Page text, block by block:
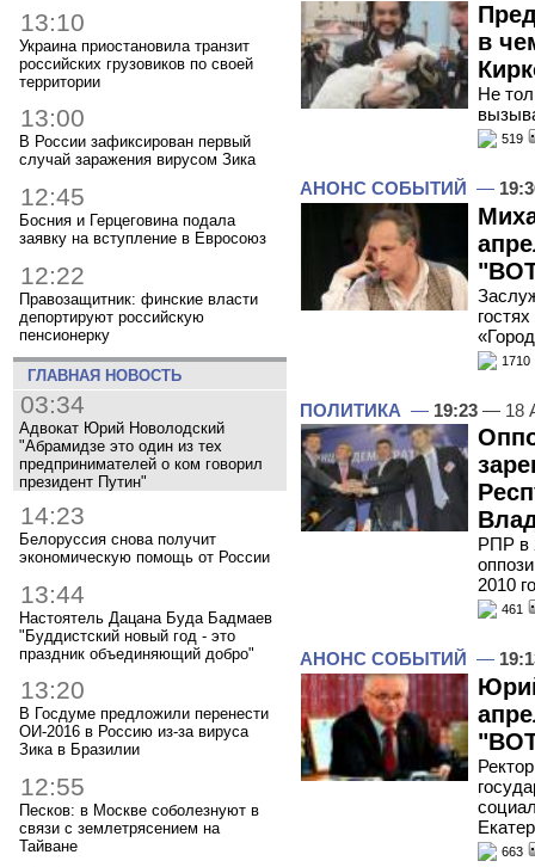
13:10
Украина приостановила транзит
российских грузовиков по своей
территории
13:00
В России зафиксирован первый
случай заражения вирусом Зика
12:45
Босния и Герцеговина подала
заявку на вступление в Евросоюз
12:22
Правозащитник: финские власти
депортируют российскую
пенсионерку
ГЛАВНАЯ НОВОСТЬ
03:34
Адвокат Юрий Новолодский
"Абрамидзе это один из тех
предпринимателей о ком говорил
президент Путин"
14:23
Белоруссия снова получит
экономическую помощь от России
13:44
Настоятель Дацана Буда Бадмаев
"Буддистский новый год - это
праздник объединяющий добро"
13:20
В Госдуме предложили перенести
ОИ-2016 в Россию из-за вируса
Зика в Бразилии
12:55
Песков: в Москве соболезнуют в
связи с землетрясением на
Тайване
в
Не
519
АНОНС СОБЫТИЙ —
1710
ПОЛИТИКА — 19:23 — 18
РПР в
2010
461
АНОНС СОБЫТИЙ —
663